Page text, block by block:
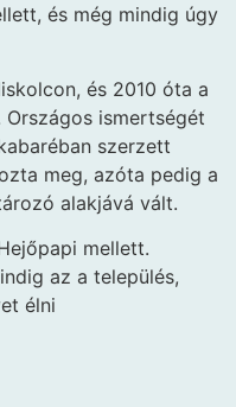
és még mindig úgy
és 2010 óta a
ismertségét
szerzett
meg, azóta pedig a
alakjává vált.
mellett.
az a település,
élni